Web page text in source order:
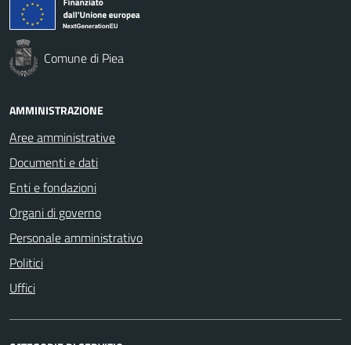
Comune di Piea
AMMINISTRAZIONE
Aree amministrative
Documenti e dati
Enti e fondazioni
Organi di governo
Personale amministrativo
Politici
Uffici